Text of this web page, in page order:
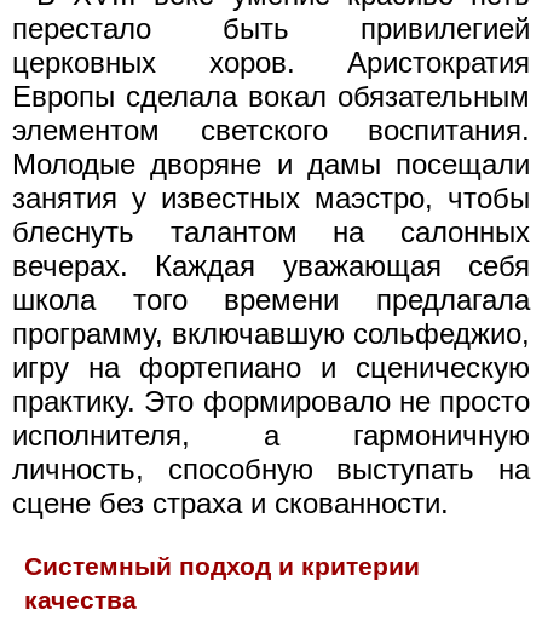
перестало быть привилегией
церковных хоров. Аристократия
Европы сделала вокал обязательным
элементом светского воспитания.
Молодые дворяне и дамы посещали
занятия у известных маэстро, чтобы
блеснуть талантом на салонных
вечерах. Каждая уважающая себя
школа того времени предлагала
программу, включавшую сольфеджио,
игру на фортепиано и сценическую
практику. Это формировало не просто
исполнителя, а гармоничную
личность, способную выступать на
сцене без страха и скованности.
Системный подход и критерии
качества